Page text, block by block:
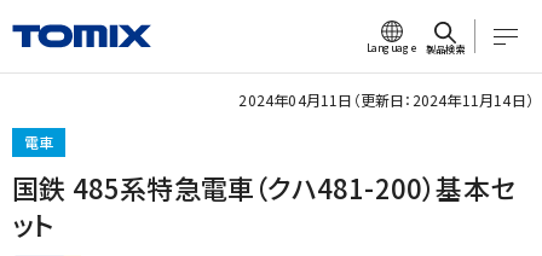
Language 製品検索
電車
国鉄 485系特急電車（クハ481-200）基本セ
ット
2024年04月11日（更新日：2024年11月14日）